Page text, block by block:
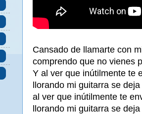
Cansado de llamarte con
comprendo que no vienes
Y al ver que inútilmente te
llorando mi guitarra se
al ver que inútilmente te
llorando mi guitarra se